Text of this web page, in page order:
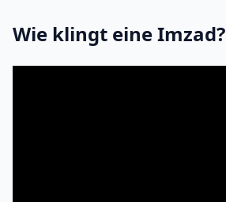
Wie klingt eine Imzad?